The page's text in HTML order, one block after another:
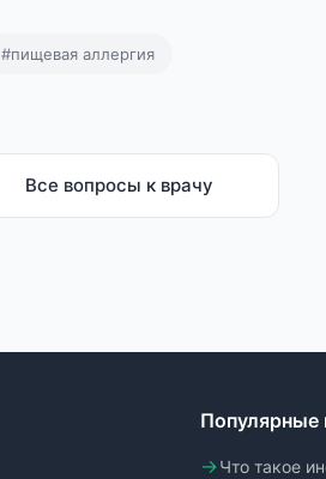
#пищевая аллергия
Все вопросы к врачу
Популярные
Что такое